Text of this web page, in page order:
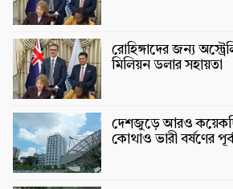
রোহিঙ্গাদের জন্য
মিলিয়ন ডলার সহায়তা
দেশজুড়ে আরও
কোথাও ভারী বর্ষণের